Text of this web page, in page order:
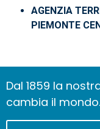
AGENZIA
PIEMONTE
Dal 1859 la
cambia il